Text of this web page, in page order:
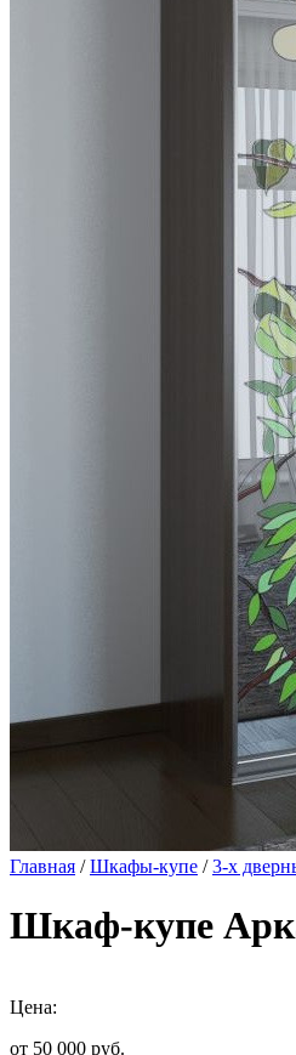
Главная /Шкафы-купе /3-х
Шкаф-купе
Цена:
от 50 000 руб.